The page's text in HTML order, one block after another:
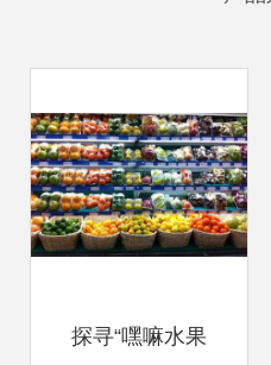
探寻“嘿嘛水果